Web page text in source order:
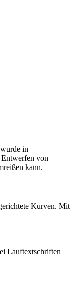
in
Entwerfen von
kann.
Kurven. Mit
Lauftextschriften